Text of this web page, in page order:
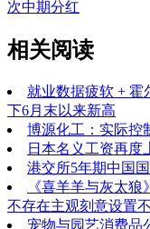
次中期分红
相关阅读
就业数据疲软 + 霍
下6月末以来新高
博源化工：实际控
日本名义工资再度
港交所5年期中国
《喜羊羊与灰太
不存在主观刻意设置
宠物与园艺消费品